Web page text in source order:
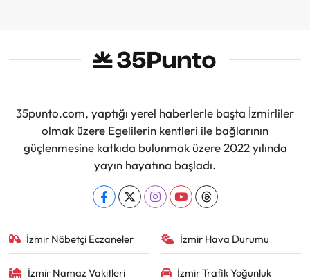
35punto.com, yaptığı yerel haberlerle başta İzmirliler
olmak üzere Egelilerin kentleri ile bağlarının
güçlenmesine katkıda bulunmak üzere 2022 yılında
yayın hayatına başladı.
İzmir Nöbetçi Eczaneler İzmir Hava Durumu
İzmir Namaz Vakitleri
İzmir Trafik Yoğunluk